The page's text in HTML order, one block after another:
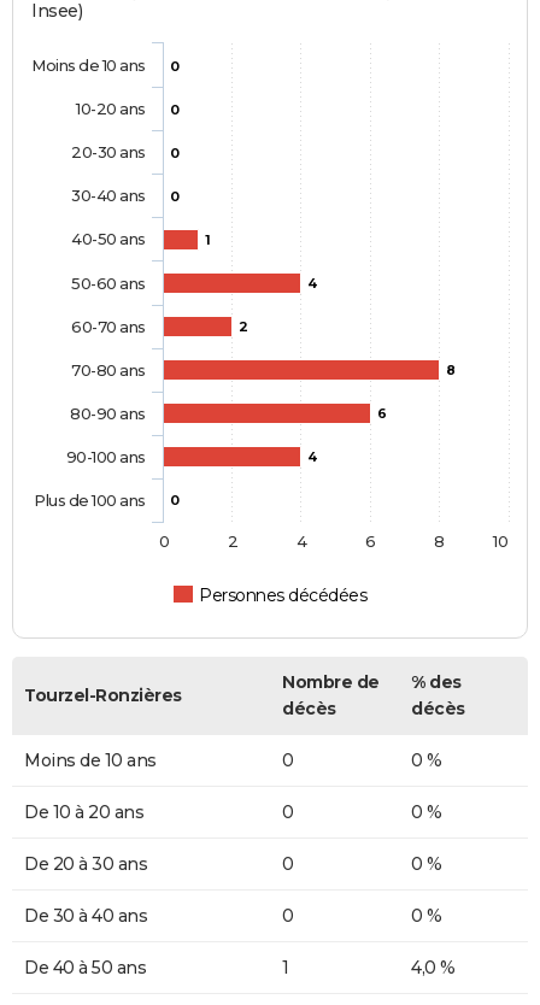
Insee)
0
0
0
0
1
4
2
8
6
4
0
Personnes décédées
Moins de 10 ans
10-20 ans
20-30 ans
30-40 ans
40-50 ans
50-60 ans
60-70 ans
70-80 ans
80-90 ans
90-100 ans
Plus de 100 ans
0 2 4 6 8 10
Tourzel-Ronzières
Nombre de
décès
% des
décès
Moins de 10 ans 0 0 %
De 10 à 20 ans 0 0 %
De 20 à 30 ans 0 0 %
De 30 à 40 ans 0 0 %
De 40 à 50 ans 1 4,0 %